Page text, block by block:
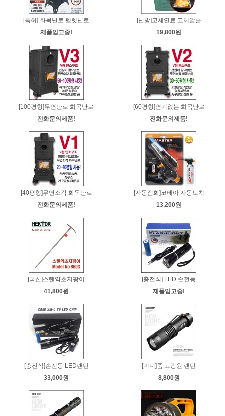
[특허] 화목난로 펠렛난로
제품입고중!
[난방]고체연료 고체알콜
19,800원
[100평형]무연난로 화목난로
전화문의제품!
[60평형]연기없는 화목난로
전화문의제품!
[40평형]무연소각 화목난로
전화문의제품!
[자동점화]코베아 자동토치
13,200원
[국산]스텐약초지팡이
41,800원
[충전식] LED 손전등
제품입고중!
[충전식]손전등 LED랜턴
33,000원
[미니]줌 고광원 랜턴
8,800원